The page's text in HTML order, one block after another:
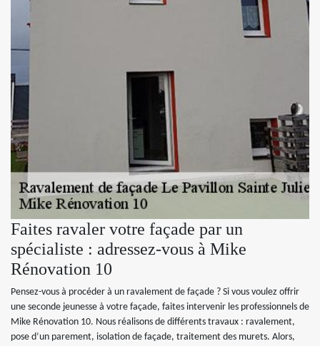
Faites ravaler votre façade par un
spécialiste : adressez-vous à Mike
Rénovation 10
Pensez-vous à procéder à un ravalement de façade ? Si vous voulez offrir
une seconde jeunesse à votre façade, faites intervenir les professionnels de
Mike Rénovation 10. Nous réalisons de différents travaux : ravalement,
pose d’un parement, isolation de façade, traitement des murets. Alors,